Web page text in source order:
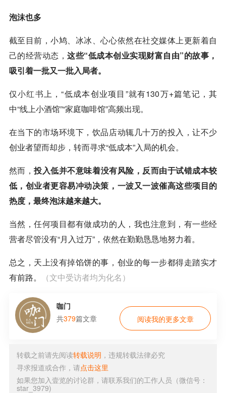
泡沫也多
截至目前，小鸠、冰冰、心心依然在社交媒体上更新着自
己的经营动态，这些“低成本创业实现财富自由”的故事，
吸引着一批又一批入局者。
仅小红书 上，“低成本创业项目”就有130万+篇笔记，其
中“线上小酒馆”“家庭咖啡馆”高频出现。
在当下的市场环境下，饮品店动辄几十万的投入，让不少
创业者望而却步，转而寻求“低成本”入局的机会。
然而，投入低并不意味着没有风险，反而由于试错成本较
低，创业者更容易冲动决策，一波又一波催高这些项目的
热度，最终泡沫越来越大。
当然，任何项目都有做成功的人，我也注意到，有一些经
营者尽管没有“月入过万”，依然在勤勤恳恳地努力着。
总之，天上没有掉馅饼的事，创业的每一步都得走踏实才
有前路。
（文中受访者均为化名）
咖门
共379篇文章 阅读我的更多文章
转载之前请先阅读转载说明 ，违规转载法律必究
寻求报道或合作，请点击这里
如果您加入壹览的讨论群，请联系我们的工作人员（微信号：
star_3979)